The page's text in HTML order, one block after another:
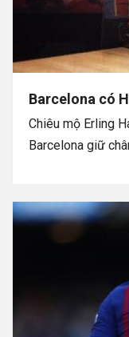
Barcelona có
Chiêu mộ Erling
Barcelona giữ